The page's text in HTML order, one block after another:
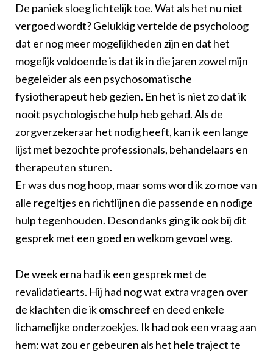
De paniek sloeg lichtelijk toe. Wat als het nu niet
vergoed wordt? Gelukkig vertelde de psycholoog
dat er nog meer mogelijkheden zijn en dat het
mogelijk voldoende is dat ik in die jaren zowel mijn
begeleider als een psychosomatische
fysiotherapeut heb gezien. En het is niet zo dat ik
nooit psychologische hulp heb gehad. Als de
zorgverzekeraar het nodig heeft, kan ik een lange
lijst met bezochte professionals, behandelaars en
therapeuten sturen.
Er was dus nog hoop, maar soms word ik zo moe van
alle regeltjes en richtlijnen die passende en nodige
hulp tegenhouden. Desondanks ging ik ook bij dit
gesprek met een goed en welkom gevoel weg.
De week erna had ik een gesprek met de
revalidatiearts. Hij had nog wat extra vragen over
de klachten die ik omschreef en deed enkele
lichamelijke onderzoekjes. Ik had ook een vraag aan
hem: wat zou er gebeuren als het hele traject te